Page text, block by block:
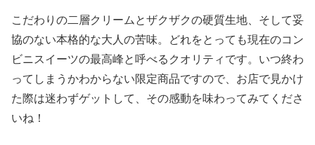
こだわりの二層クリームとザクザクの硬質生地、そして妥
協のない本格的な大人の苦味。どれをとっても現在のコン
ビニスイーツの最高峰と呼べるクオリティです。いつ終わ
ってしまうかわからない限定商品ですので、お店で見かけ
た際は迷わずゲットして、その感動を味わってみてくださ
いね！